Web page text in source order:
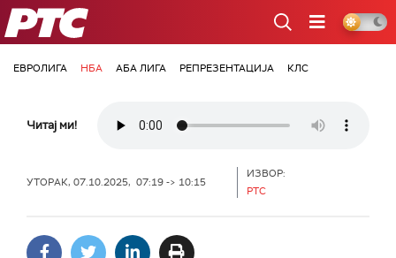
РТС
ЕВРОЛИГА НБА АБА ЛИГА РЕПРЕЗЕНТАЦИЈА КЛС
Читај ми!
УТОРАК, 07.10.2025, 07:19 -> 10:15
ИЗВОР:
РТС